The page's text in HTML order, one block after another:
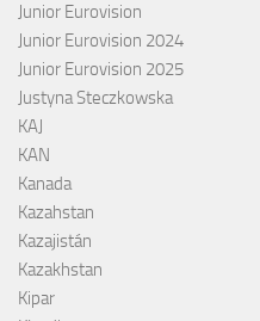
Junior Eurovision
Junior Eurovision 2024
Junior Eurovision 2025
Justyna Steczkowska
KAJ
KAN
Kanada
Kazahstan
Kazajistán
Kazakhstan
Kipar